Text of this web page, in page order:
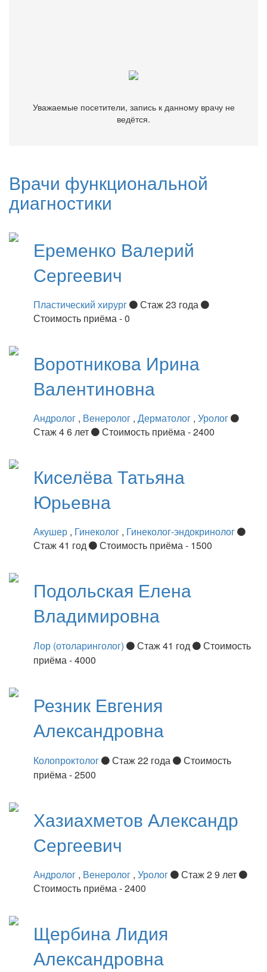
Уважаемые посетители, запись к данному врачу не
ведётся.
Врачи функциональной
диагностики
Еременко Валерий
Сергеевич
Пластический хирург
Стаж 23 года
Стоимость приёма - 0
Воротникова Ирина
Валентиновна
Андролог , Венеролог , Дерматолог , Уролог
Стаж 4 6 лет
Стоимость приёма - 2400
КиселёваТатьяна
Юрьевна
Акушер , Гинеколог , Гинеколог-эндокринолог
Стаж 41 год
Стоимость приёма - 1500
Подольская Елена
Владимировна
Лор (отоларинголог) Стаж 41 год
Стоимость
приёма - 4000
Резник Евгения
Александровна
Колопроктолог Стаж 22 года
Стоимость
приёма - 2500
Хазиахметов Александр
Сергеевич
Андролог , Венеролог , Уролог
Стаж 2 9 лет
Стоимость приёма - 2400
ЩербинаЛидия
Александровна